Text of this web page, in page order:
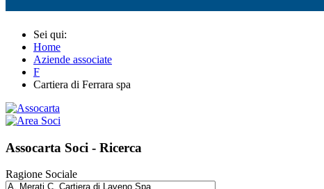
Sei qui:
Home
Aziende associate
F
Cartiera di Ferrara spa
Assocarta Soci - Ricerca
Ragione Sociale